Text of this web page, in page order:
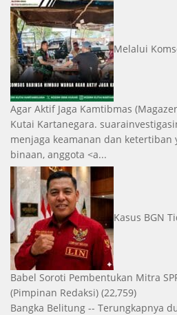
Melalui
Agar Aktif Jaga Kamtibmas
Kutai Kartanegara.
menjaga keamanan dan ketertiban
binaan, anggota <a...
Kasus BGN
Babel Soroti Pembentukan Mitra
(Pimpinan Redaksi) (22,759)
Bangka Belitung -- Terungkapnya